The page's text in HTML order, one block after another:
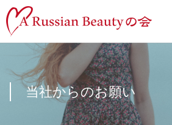
当社からのお願い